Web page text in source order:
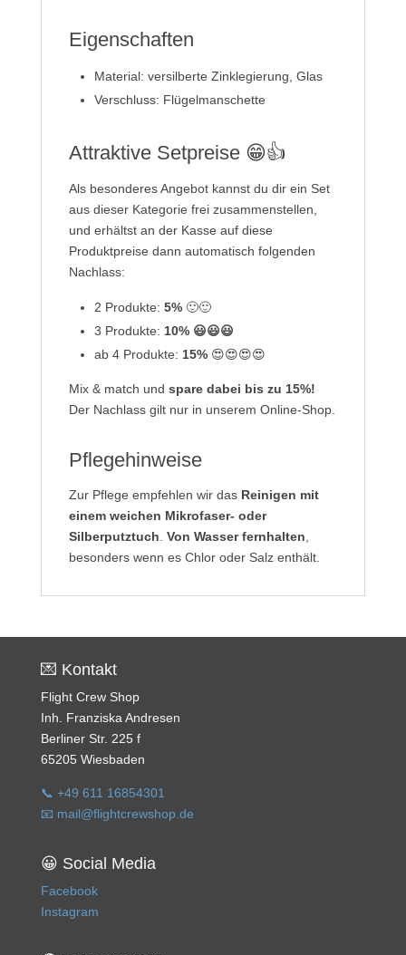
Eigenschaften
Material: versilberte Zinklegierung, Glas
Verschluss: Flügelmanschette
Attraktive Setpreise 😁👍
Als besonderes Angebot kannst du dir ein Set
aus dieser Kategorie frei zusammenstellen,
und erhältst an der Kasse auf diese
Produktpreise dann automatisch folgenden
Nachlass:
2 Produkte: 5% 🙂🙂
3 Produkte: 10% 😃😃😃
ab 4 Produkte: 15%😍😍😍😍
Mix & match und spare dabei bis zu 15%!
Der Nachlass gilt nur in unserem Online-Shop.
Pflegehinweise
Zur Pflege empfehlen wir das Reinigen mit
einem weichen Mikrofaser- oder
Silberputztuch. Von Wasser fernhalten,
besonders wenn es Chlor oder Salz enthält.
💌 Kontakt
Flight Crew Shop
Inh. Franziska Andresen
Berliner Str. 225 f
65205 Wiesbaden
📞 +49 611 16854301
📧 mail@flightcrewshop.de
😀 Social Media
Facebook
Instagram